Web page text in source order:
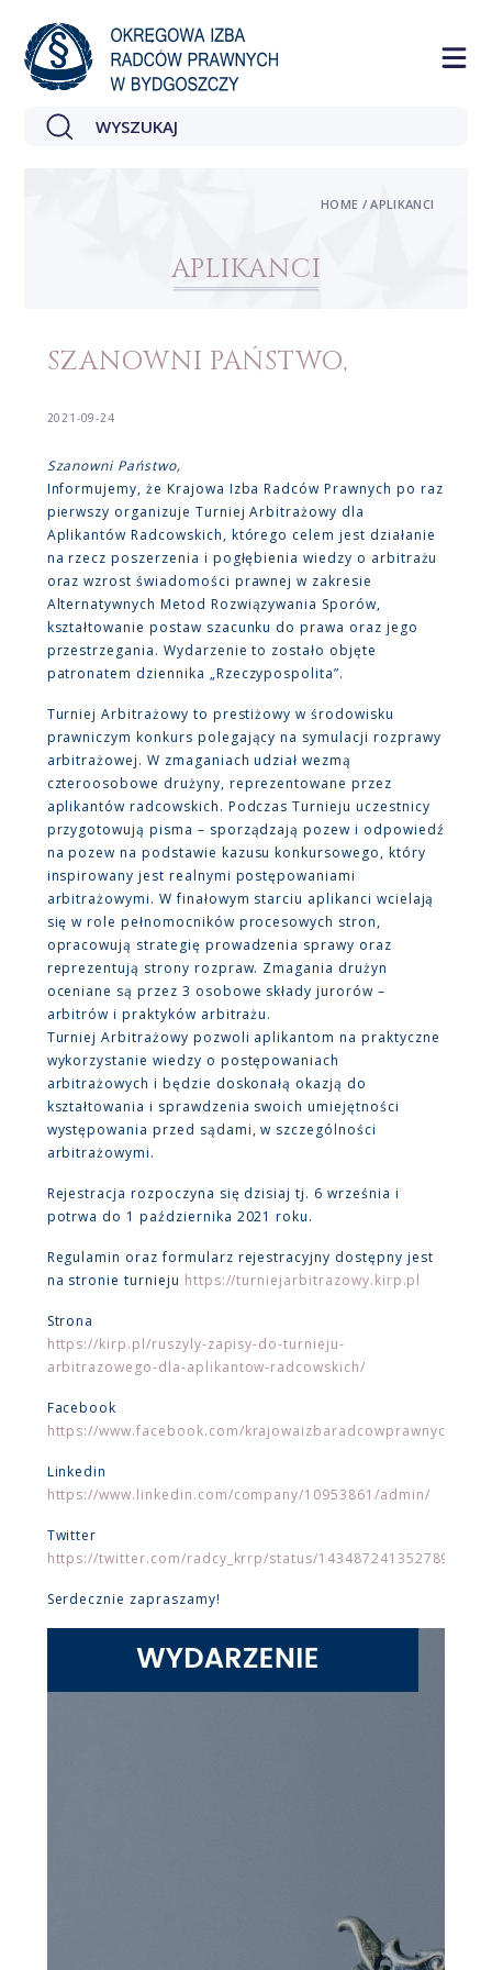
APLIKANCI
HOME / APLIKANCI
SZANOWNI PAŃSTWO,
2021-09-24
Szanowni Państwo,
Informujemy, że Krajowa Izba Radców Prawnych po raz
pierwszy organizuje Turniej Arbitrażowy dla
Aplikantów Radcowskich, którego celem jest działanie
na rzecz poszerzenia i pogłębienia wiedzy o arbitrażu
oraz wzrost świadomości prawnej w zakresie
Alternatywnych Metod Rozwiązywania Sporów,
kształtowanie postaw szacunku do prawa oraz jego
przestrzegania. Wydarzenie to zostało objęte
patronatem dziennika „Rzeczypospolita”.
Turniej Arbitrażowy to prestiżowy w środowisku
prawniczym konkurs polegający na symulacji rozprawy
arbitrażowej. W zmaganiach udział wezmą
czteroosobowe drużyny, reprezentowane przez
aplikantów radcowskich. Podczas Turnieju uczestnicy
przygotowują pisma – sporządzają pozew i odpowiedź
na pozew na podstawie kazusu konkursowego, który
inspirowany jest realnymi postępowaniami
arbitrażowymi. W finałowym starciu aplikanci wcielają
się w role pełnomocników procesowych stron,
opracowują strategię prowadzenia sprawy oraz
reprezentują strony rozpraw. Zmagania drużyn
oceniane są przez 3 osobowe składy jurorów –
arbitrów i praktyków arbitrażu.
Turniej Arbitrażowy pozwoli aplikantom na praktyczne
wykorzystanie wiedzy o postępowaniach
arbitrażowych i będzie doskonałą okazją do
kształtowania i sprawdzenia swoich umiejętności
występowania przed sądami, w szczególności
arbitrażowymi.
Rejestracja rozpoczyna się dzisiaj tj. 6 września i
potrwa do 1 października 2021 roku.
Regulamin oraz formularz rejestracyjny dostępny jest
na stronie turnieju https://turniejarbitrazowy.kirp.pl
Strona
https://kirp.pl/ruszyly-zapisy-do-turnieju-
arbitrazowego-dla-aplikantow-radcowskich/
Facebook
https://www.facebook.com/krajowaizbaradcowprawnych/
Linkedin
https://www.linkedin.com/company/10953861/admin/
Twitter
https://twitter.com/radcy_krrp/status/1434872413527891976
Serdecznie zapraszamy!